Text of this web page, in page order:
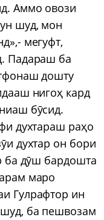
Аммо овози
шуд, мон
мегуфт,
Падараш ба
дошту
нигоҳ кард
бӯсид.
духтараш раҳо
духтар он бори
ба дӯш бардошта
маро
Гулрафтор ин
ба пешвозам